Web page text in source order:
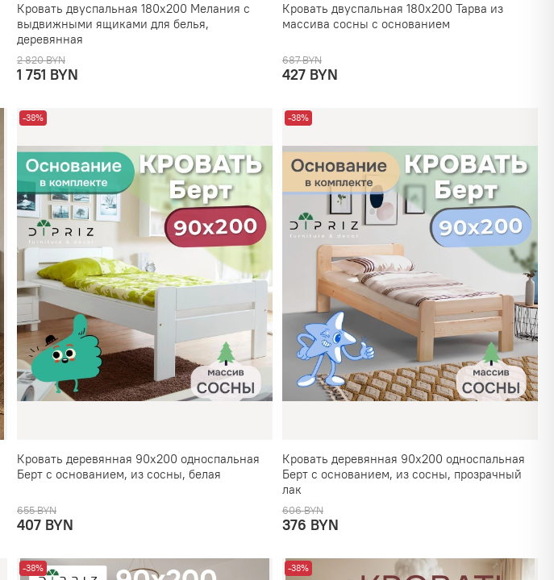
Кровать двуспальная 180х200 Мелания с
выдвижными ящиками для белья,
деревянная
2 820 BYN
1 751 BYN
Кровать двуспальная 180х200 Тарва из
массива сосны с основанием
687 BYN
427 BYN
-38%
Кровать деревянная 90х200 односпальная
Берт с основанием, из сосны, белая
655 BYN
407 BYN
-38%
Кровать деревянная 90х200 односпальная
Берт с основанием, из сосны, прозрачный
лак
606 BYN
376 BYN
-38% -38%